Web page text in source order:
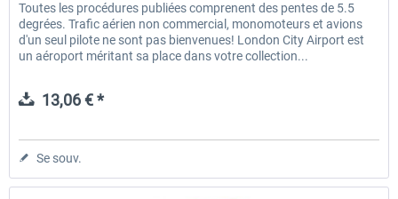
Toutes les procédures publiées comprenent des pentes de 5.5
degrées. Trafic aérien non commercial, monomoteurs et avions
d'un seul pilote ne sont pas bienvenues! London City Airport est
un aéroport méritant sa place dans votre collection...
13,06 € *
Se souv.